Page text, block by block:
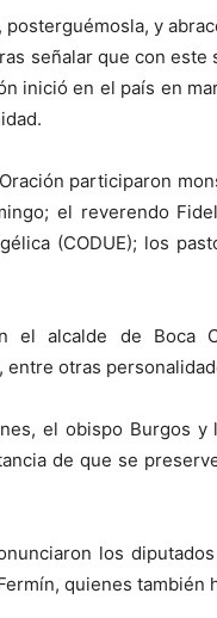
posterguémosla, y
señalar que con
inició en el país en
participaron
el reverendo
(CODUE); los
el alcalde de Boca
entre otras
el obispo Burgos
de que se
los
quienes también